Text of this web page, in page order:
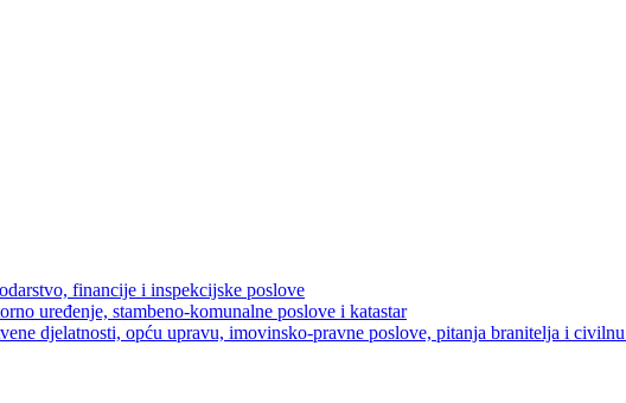
financije i inspekcijske poslove
uređenje, stambeno-komunalne poslove i katastar
djelatnosti, opću upravu, imovinsko-pravne poslove, pitanja branitelja i